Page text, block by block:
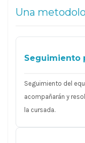
Una
Seguimiento
Seguimiento del
acompañarán y
la cursada.